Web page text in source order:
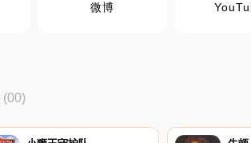
微博
(00)